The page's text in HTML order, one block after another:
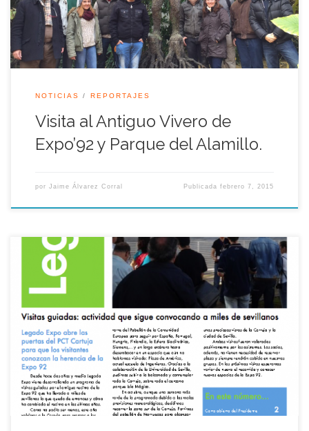
recorrido en uno de […]
NOTICIAS REPORTAJES
Visita al Antiguo Vivero de
Expo’92 y Parque del Alamillo.
por Jaime Álvarez Corral Publicadafebrero 7, 2015
Desde la asociación queremos presentaros nuestra nueva
revista: «Legado Magazine». En principio tendrá carácter
anual, y en ella podréis leer un resumen de todas las
actividades realizadas durante el año anterior, denuncias,
redes sociales y datos interesantes que hemos recopilado
durante los últimos meses. En esta ocasión os dejamos con […]